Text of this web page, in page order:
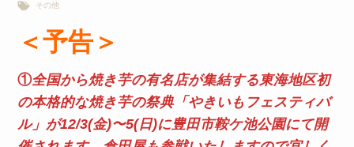
その他
＜予告＞
①全国から焼き芋の有名店が集結する東海地区初
の本格的な焼き芋の祭典「やきいもフェスティバ
ル」が12/3(金)〜5(日)に豊田市鞍ケ池公園にて開